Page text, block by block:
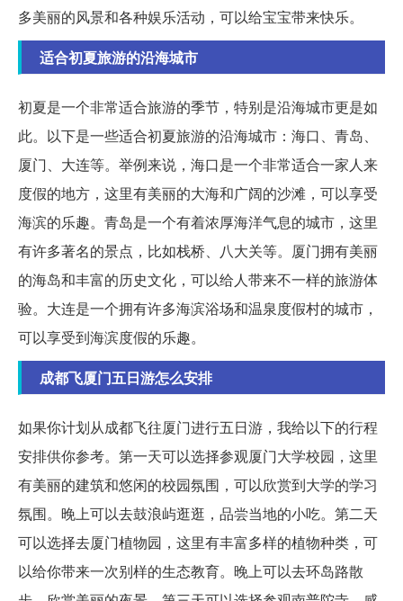
多美丽的风景和各种娱乐活动，可以给宝宝带来快乐。
适合初夏旅游的沿海城市
初夏是一个非常适合旅游的季节，特别是沿海城市更是如
此。以下是一些适合初夏旅游的沿海城市：海口、青岛、
厦门、大连等。举例来说，海口是一个非常适合一家人来
度假的地方，这里有美丽的大海和广阔的沙滩，可以享受
海滨的乐趣。青岛是一个有着浓厚海洋气息的城市，这里
有许多著名的景点，比如栈桥、八大关等。厦门拥有美丽
的海岛和丰富的历史文化，可以给人带来不一样的旅游体
验。大连是一个拥有许多海滨浴场和温泉度假村的城市，
可以享受到海滨度假的乐趣。
成都飞厦门五日游怎么安排
如果你计划从成都飞往厦门进行五日游，我给以下的行程
安排供你参考。第一天可以选择参观厦门大学校园，这里
有美丽的建筑和悠闲的校园氛围，可以欣赏到大学的学习
氛围。晚上可以去鼓浪屿逛逛，品尝当地的小吃。第二天
可以选择去厦门植物园，这里有丰富多样的植物种类，可
以给你带来一次别样的生态教育。晚上可以去环岛路散